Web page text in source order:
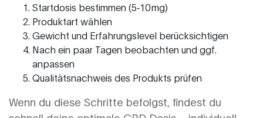
Startdosis bestimmen (5‑10 mg)
Produktart wählen
Gewicht und Erfahrungslevel berücksichtigen
Nach ein paar Tagen beobachten und ggf.
anpassen
Qualitätsnachweis des Produkts prüfen
Wenn du diese Schritte befolgst, findest du